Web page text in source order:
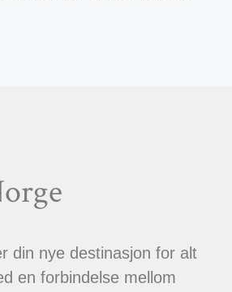
din nye destinasjon for alt
en forbindelse mellom